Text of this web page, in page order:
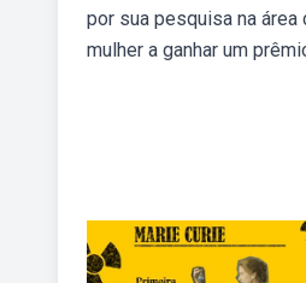
por sua pesquisa na
mulher a ganhar um